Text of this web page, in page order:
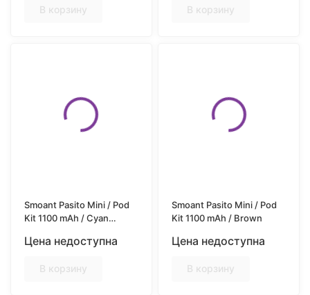
В корзину В корзину
Smoant Pasito Mini / Pod
Kit 1100 mAh / Cyan
Цена недоступна
В корзину
Smoant Pasito Mini / Pod
Kit 1100 mAh / Brown
Цена недоступна
В корзину